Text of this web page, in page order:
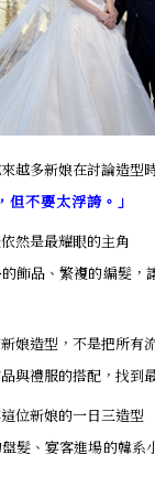
越多新娘在討論造型
但不要太浮誇。」
然是最耀眼的主角
飾品、繁複的編髮，
娘造型，不是把所有
與禮服的搭配，找到
位新娘的一日三造型
髮、宴客進場的韓系